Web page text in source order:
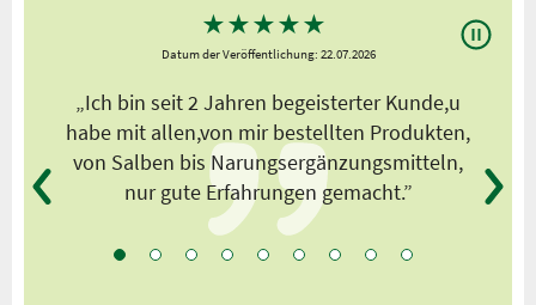
★★★★★
Datum der Veröffentlichung: 22.07.2026
„Ich bin seit 2 Jahren begeisterter Kunde,u
habe mit allen,von mir bestellten Produkten,
von Salben bis Narungsergänzungsmitteln,
nur gute Erfahrungen gemacht.”